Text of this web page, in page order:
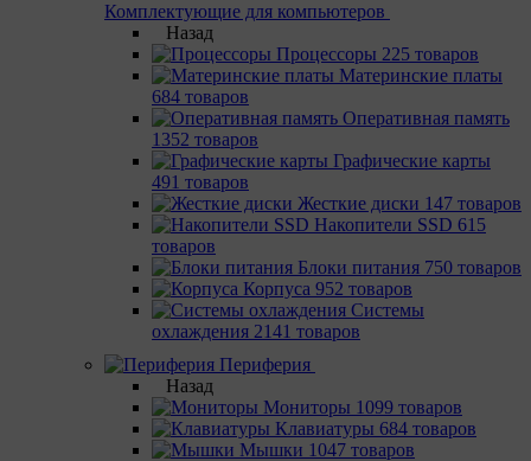
Комплектующие для компьютеров
Назад
Процессоры 225 товаров
Материнcкие платы
684 товаров
Оперативная память
1352 товаров
Графические карты
491 товаров
Жесткие диски 147 товаров
Накопители SSD 615
товаров
Блоки питания 750 товаров
Корпуса 952 товаров
Системы
охлаждения 2141 товаров
Периферия
Назад
Мониторы 1099 товаров
Клавиатуры 684 товаров
Мышки 1047 товаров